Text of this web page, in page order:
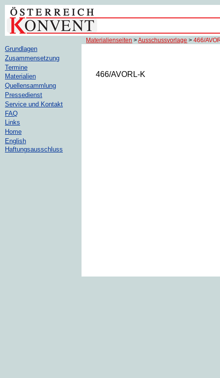
Materialienseiten >Ausschussvorlage >466/
466/AVORL-K
Grundlagen
Zusammensetzung
Termine
Materialien
Quellensammlung
Pressedienst
Service und Kontakt
FAQ
Links
Home
English
Haftungsausschluss